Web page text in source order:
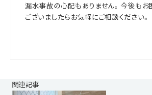
漏水事故の心配もありません。 今後もお
ございましたらお気軽にご相談ください。
関連記事